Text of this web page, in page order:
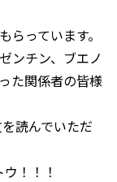
っています。
ンチン、ブエノ
た関係者の皆様
読んでいただ
！！！